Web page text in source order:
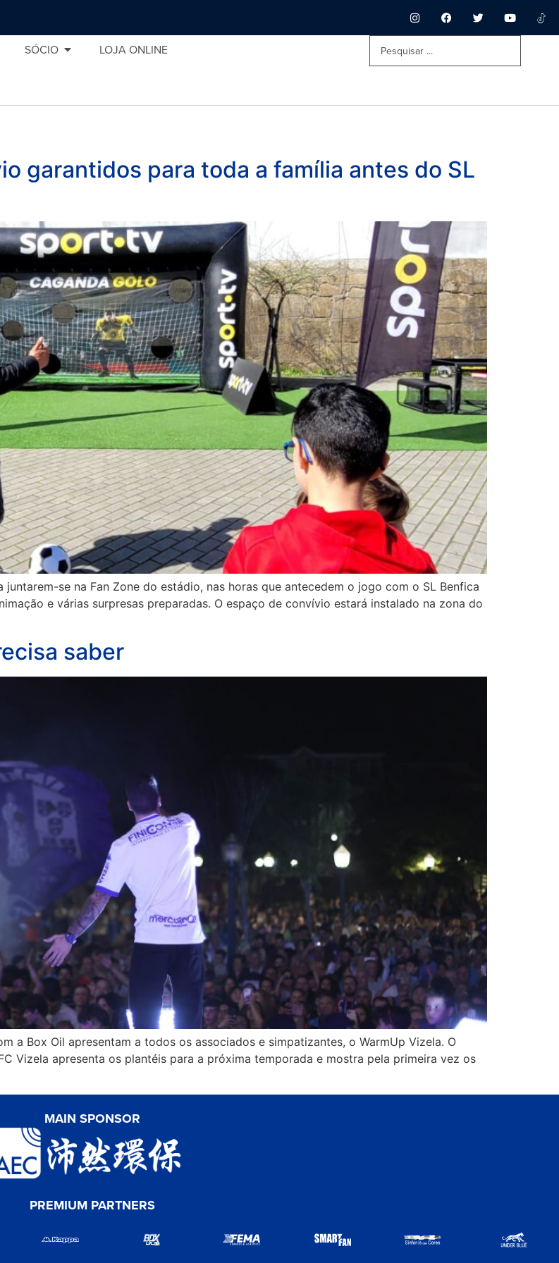
SÓCIO LOJA ONLINE
garantidos para toda a família antes do SL
se na Fan Zone do estádio, nas horas que antecedem o jogo com o SL Benfica
e várias surpresas preparadas. O espaço de convívio estará instalado na zona do
saber
a Box Oil apresentam a todos os associados e simpatizantes, o WarmUp Vizela. O
Vizela apresenta os plantéis para a próxima temporada e mostra pela primeira vez os
MAIN SPONSOR
PREMIUM PARTNERS